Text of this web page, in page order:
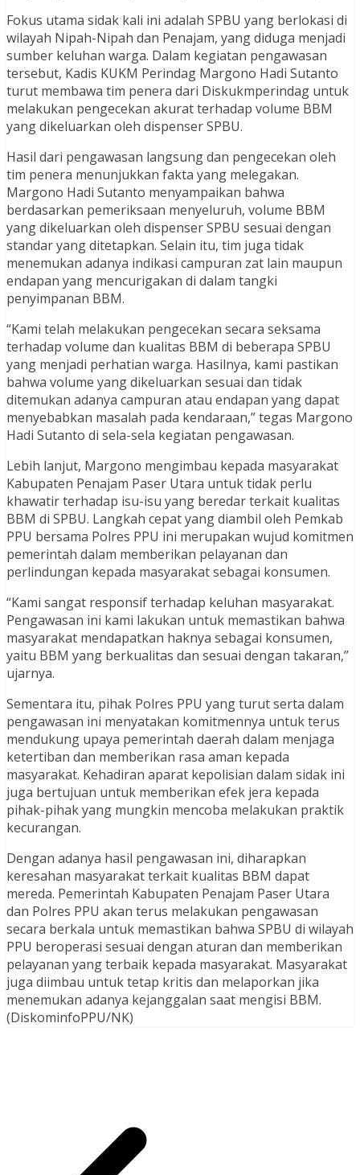
Fokus utama sidak kali ini adalah SPBU yang berlokasi di
wilayah Nipah-Nipah dan Penajam, yang diduga menjadi
sumber keluhan warga. Dalam kegiatan pengawasan
tersebut, Kadis KUKM Perindag Margono Hadi Sutanto
turut membawa tim penera dari Diskukmperindag untuk
melakukan pengecekan akurat terhadap volume BBM
yang dikeluarkan oleh dispenser SPBU.
Hasil dari pengawasan langsung dan pengecekan oleh
tim penera menunjukkan fakta yang melegakan.
Margono Hadi Sutanto menyampaikan bahwa
berdasarkan pemeriksaan menyeluruh, volume BBM
yang dikeluarkan oleh dispenser SPBU sesuai dengan
standar yang ditetapkan. Selain itu, tim juga tidak
menemukan adanya indikasi campuran zat lain maupun
endapan yang mencurigakan di dalam tangki
penyimpanan BBM.
“Kami telah melakukan pengecekan secara seksama
terhadap volume dan kualitas BBM di beberapa SPBU
yang menjadi perhatian warga. Hasilnya, kami pastikan
bahwa volume yang dikeluarkan sesuai dan tidak
ditemukan adanya campuran atau endapan yang dapat
menyebabkan masalah pada kendaraan,” tegas Margono
Hadi Sutanto di sela-sela kegiatan pengawasan.
Lebih lanjut, Margono mengimbau kepada masyarakat
Kabupaten Penajam Paser Utara untuk tidak perlu
khawatir terhadap isu-isu yang beredar terkait kualitas
BBM di SPBU. Langkah cepat yang diambil oleh Pemkab
PPU bersama Polres PPU ini merupakan wujud komitmen
pemerintah dalam memberikan pelayanan dan
perlindungan kepada masyarakat sebagai konsumen.
“Kami sangat responsif terhadap keluhan masyarakat.
Pengawasan ini kami lakukan untuk memastikan bahwa
masyarakat mendapatkan haknya sebagai konsumen,
yaitu BBM yang berkualitas dan sesuai dengan takaran,”
ujarnya.
Sementara itu, pihak Polres PPU yang turut serta dalam
pengawasan ini menyatakan komitmennya untuk terus
mendukung upaya pemerintah daerah dalam menjaga
ketertiban dan memberikan rasa aman kepada
masyarakat. Kehadiran aparat kepolisian dalam sidak ini
juga bertujuan untuk memberikan efek jera kepada
pihak-pihak yang mungkin mencoba melakukan praktik
kecurangan.
Dengan adanya hasil pengawasan ini, diharapkan
keresahan masyarakat terkait kualitas BBM dapat
mereda. Pemerintah Kabupaten Penajam Paser Utara
dan Polres PPU akan terus melakukan pengawasan
secara berkala untuk memastikan bahwa SPBU di wilayah
PPU beroperasi sesuai dengan aturan dan memberikan
pelayanan yang terbaik kepada masyarakat. Masyarakat
juga diimbau untuk tetap kritis dan melaporkan jika
menemukan adanya kejanggalan saat mengisi BBM.
(DiskominfoPPU/NK)